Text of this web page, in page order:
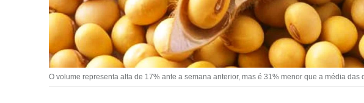
O volume representa alta de 17% ante a semana anterior, mas é 31% menor que a média